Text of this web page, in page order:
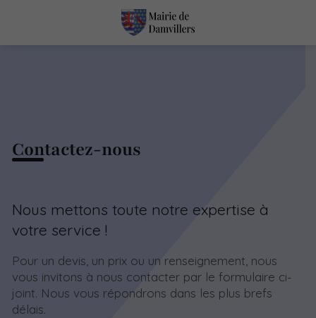
Contactez-nous
Nous mettons toute notre expertise à
votre service !
Pour un devis, un prix ou un renseignement, nous
vous invitons à nous contacter par le formulaire ci-
joint. Nous vous répondrons dans les plus brefs
délais.